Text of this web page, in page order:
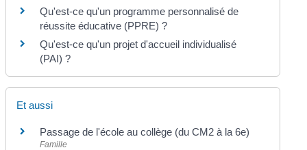
Qu'est-ce qu'un programme personnalisé de
réussite éducative (PPRE) ?
Qu'est-ce qu'un projet d'accueil individualisé
(PAI) ?
Et aussi
Passage de l'école au collège (du CM2 à la 6e)
Famille